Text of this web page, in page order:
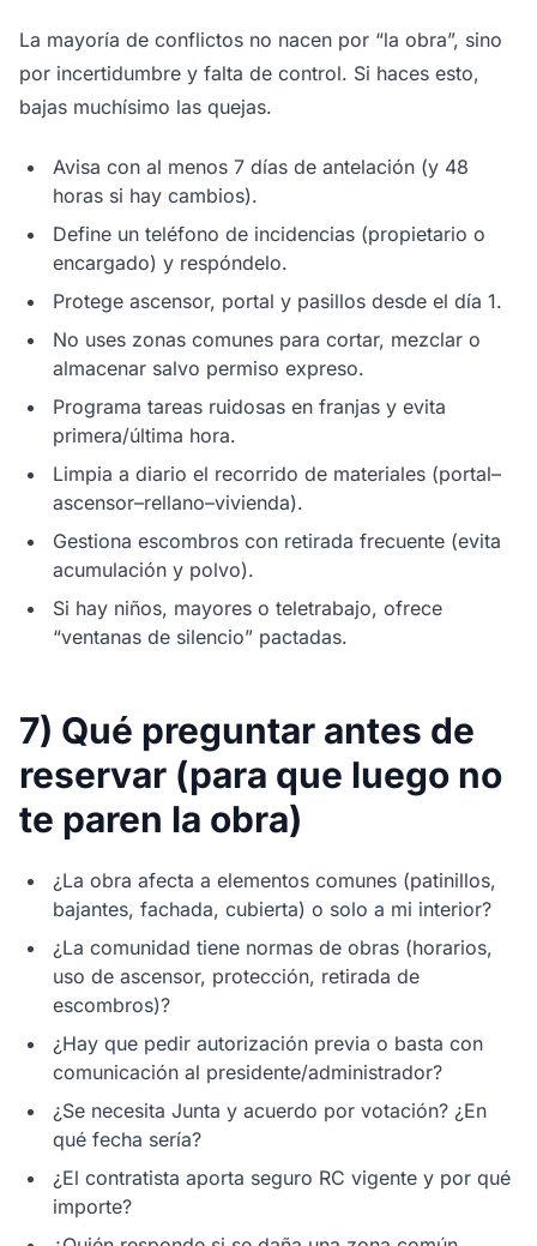
La mayoría de conflictos no nacen por “la obra”, sino
por incertidumbre y falta de control. Si haces esto,
bajas muchísimo las quejas.
Avisa con al menos 7 días de antelación (y 48
horas si hay cambios).
Define un teléfono de incidencias (propietario o
encargado) y respóndelo.
Protege ascensor, portal y pasillos desde el día 1.
No uses zonas comunes para cortar, mezclar o
almacenar salvo permiso expreso.
Programa tareas ruidosas en franjas y evita
primera/última hora.
Limpia a diario el recorrido de materiales (portal–
ascensor–rellano–vivienda).
Gestiona escombros con retirada frecuente (evita
acumulación y polvo).
Si hay niños, mayores o teletrabajo, ofrece
“ventanas de silencio” pactadas.
7) Qué preguntar antes de
reservar (para que luego no
te paren la obra)
¿La obra afecta a elementos comunes (patinillos,
bajantes, fachada, cubierta) o solo a mi interior?
¿La comunidad tiene normas de obras (horarios,
uso de ascensor, protección, retirada de
escombros)?
¿Hay que pedir autorización previa o basta con
comunicación al presidente/administrador?
¿Se necesita Junta y acuerdo por votación? ¿En
qué fecha sería?
¿El contratista aporta seguro RC vigente y por qué
importe?